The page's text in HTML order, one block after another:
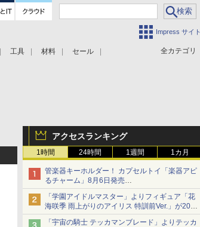
Impress サイト
全カテゴリ
工具 材料 セール
アクセスランキング
1時間 24時間 1週間 1カ月
管楽器キーホルダー！ カプセルトイ「楽器アピ
るチャーム」8月6日発売
チューバ、テナサクなど5種各3色
「学園アイドルマスター」よりフィギュア「花
海咲季 雨上がりのアイリス 特訓前Ver.」が2027
年4月に発売
「宇宙の騎士 テッカマンブレード」よりテッカ